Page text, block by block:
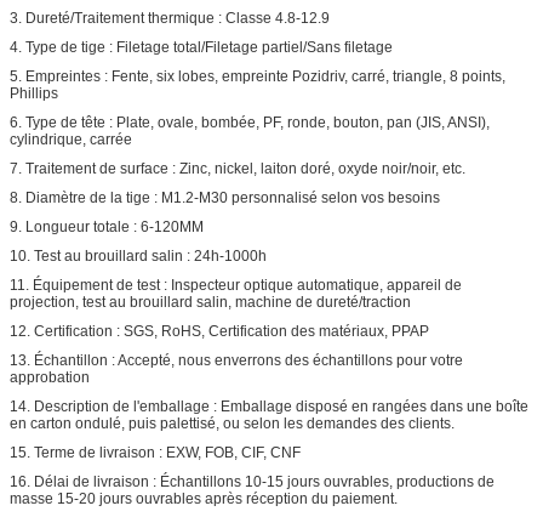
3. Dureté/Traitement thermique : Classe 4.8-12.9
4. Type de tige : Filetage total/Filetage partiel/Sans filetage
5. Empreintes : Fente, six lobes, empreinte Pozidriv, carré, triangle, 8 points,
Phillips
6. Type de tête : Plate, ovale, bombée, PF, ronde, bouton, pan (JIS, ANSI),
cylindrique, carrée
7. Traitement de surface : Zinc, nickel, laiton doré, oxyde noir/noir, etc.
8. Diamètre de la tige : M1.2-M30 personnalisé selon vos besoins
9. Longueur totale : 6-120MM
10. Test au brouillard salin : 24h-1000h
11. Équipement de test : Inspecteur optique automatique, appareil de
projection, test au brouillard salin, machine de dureté/traction
12. Certification : SGS, RoHS, Certification des matériaux, PPAP
13. Échantillon : Accepté, nous enverrons des échantillons pour votre
approbation
14. Description de l'emballage : Emballage disposé en rangées dans une boîte
en carton ondulé, puis palettisé, ou selon les demandes des clients.
15. Terme de livraison : EXW, FOB, CIF, CNF
16. Délai de livraison : Échantillons 10-15 jours ouvrables, productions de
masse 15-20 jours ouvrables après réception du paiement.